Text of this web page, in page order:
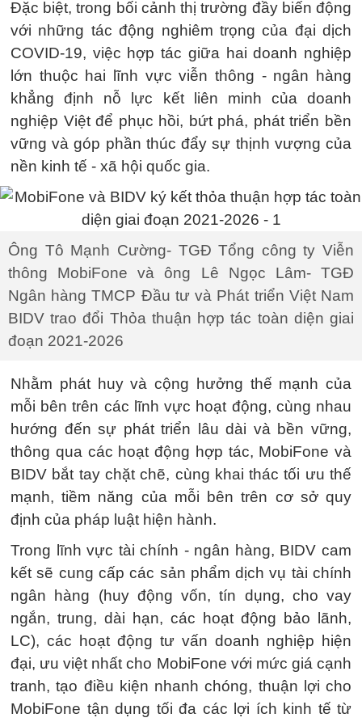
Đặc biệt, trong bối cảnh thị trường đầy biến động
với những tác động nghiêm trọng của đại dịch
COVID-19, việc hợp tác giữa hai doanh nghiệp
lớn thuộc hai lĩnh vực viễn thông - ngân hàng
khẳng định nỗ lực kết liên minh của doanh
nghiệp Việt để phục hồi, bứt phá, phát triển bền
vững và góp phần thúc đẩy sự thịnh vượng của
nền kinh tế - xã hội quốc gia.
Ông Tô Mạnh Cường- TGĐ Tổng công ty Viễn
thông MobiFone và ông Lê Ngọc Lâm- TGĐ
Ngân hàng TMCP Đầu tư và Phát triển Việt Nam
BIDV trao đổi Thỏa thuận hợp tác toàn diện giai
đoạn 2021-2026
Nhằm phát huy và cộng hưởng thế mạnh của
mỗi bên trên các lĩnh vực hoạt động, cùng nhau
hướng đến sự phát triển lâu dài và bền vững,
thông qua các hoạt động hợp tác, MobiFone và
BIDV bắt tay chặt chẽ, cùng khai thác tối ưu thế
mạnh, tiềm năng của mỗi bên trên cơ sở quy
định của pháp luật hiện hành.
Trong lĩnh vực tài chính - ngân hàng, BIDV cam
kết sẽ cung cấp các sản phẩm dịch vụ tài chính
ngân hàng (huy động vốn, tín dụng, cho vay
ngắn, trung, dài hạn, các hoạt động bảo lãnh,
LC), các hoạt động tư vấn doanh nghiệp hiện
đại, ưu việt nhất cho MobiFone với mức giá cạnh
tranh, tạo điều kiện nhanh chóng, thuận lợi cho
MobiFone tận dụng tối đa các lợi ích kinh tế từ